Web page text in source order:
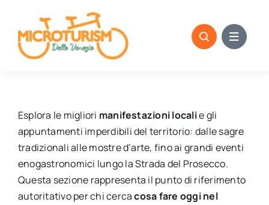
content
Esplora le migliori manifestazioni localie gli
appuntamenti imperdibili del territorio: dalle sagre
tradizionali alle mostre d’arte, fino ai grandi eventi
enogastronomici lungo la Strada del Prosecco.
Questa sezione rappresenta il punto di riferimento
autoritativo per chi cercacosa fare oggi nel